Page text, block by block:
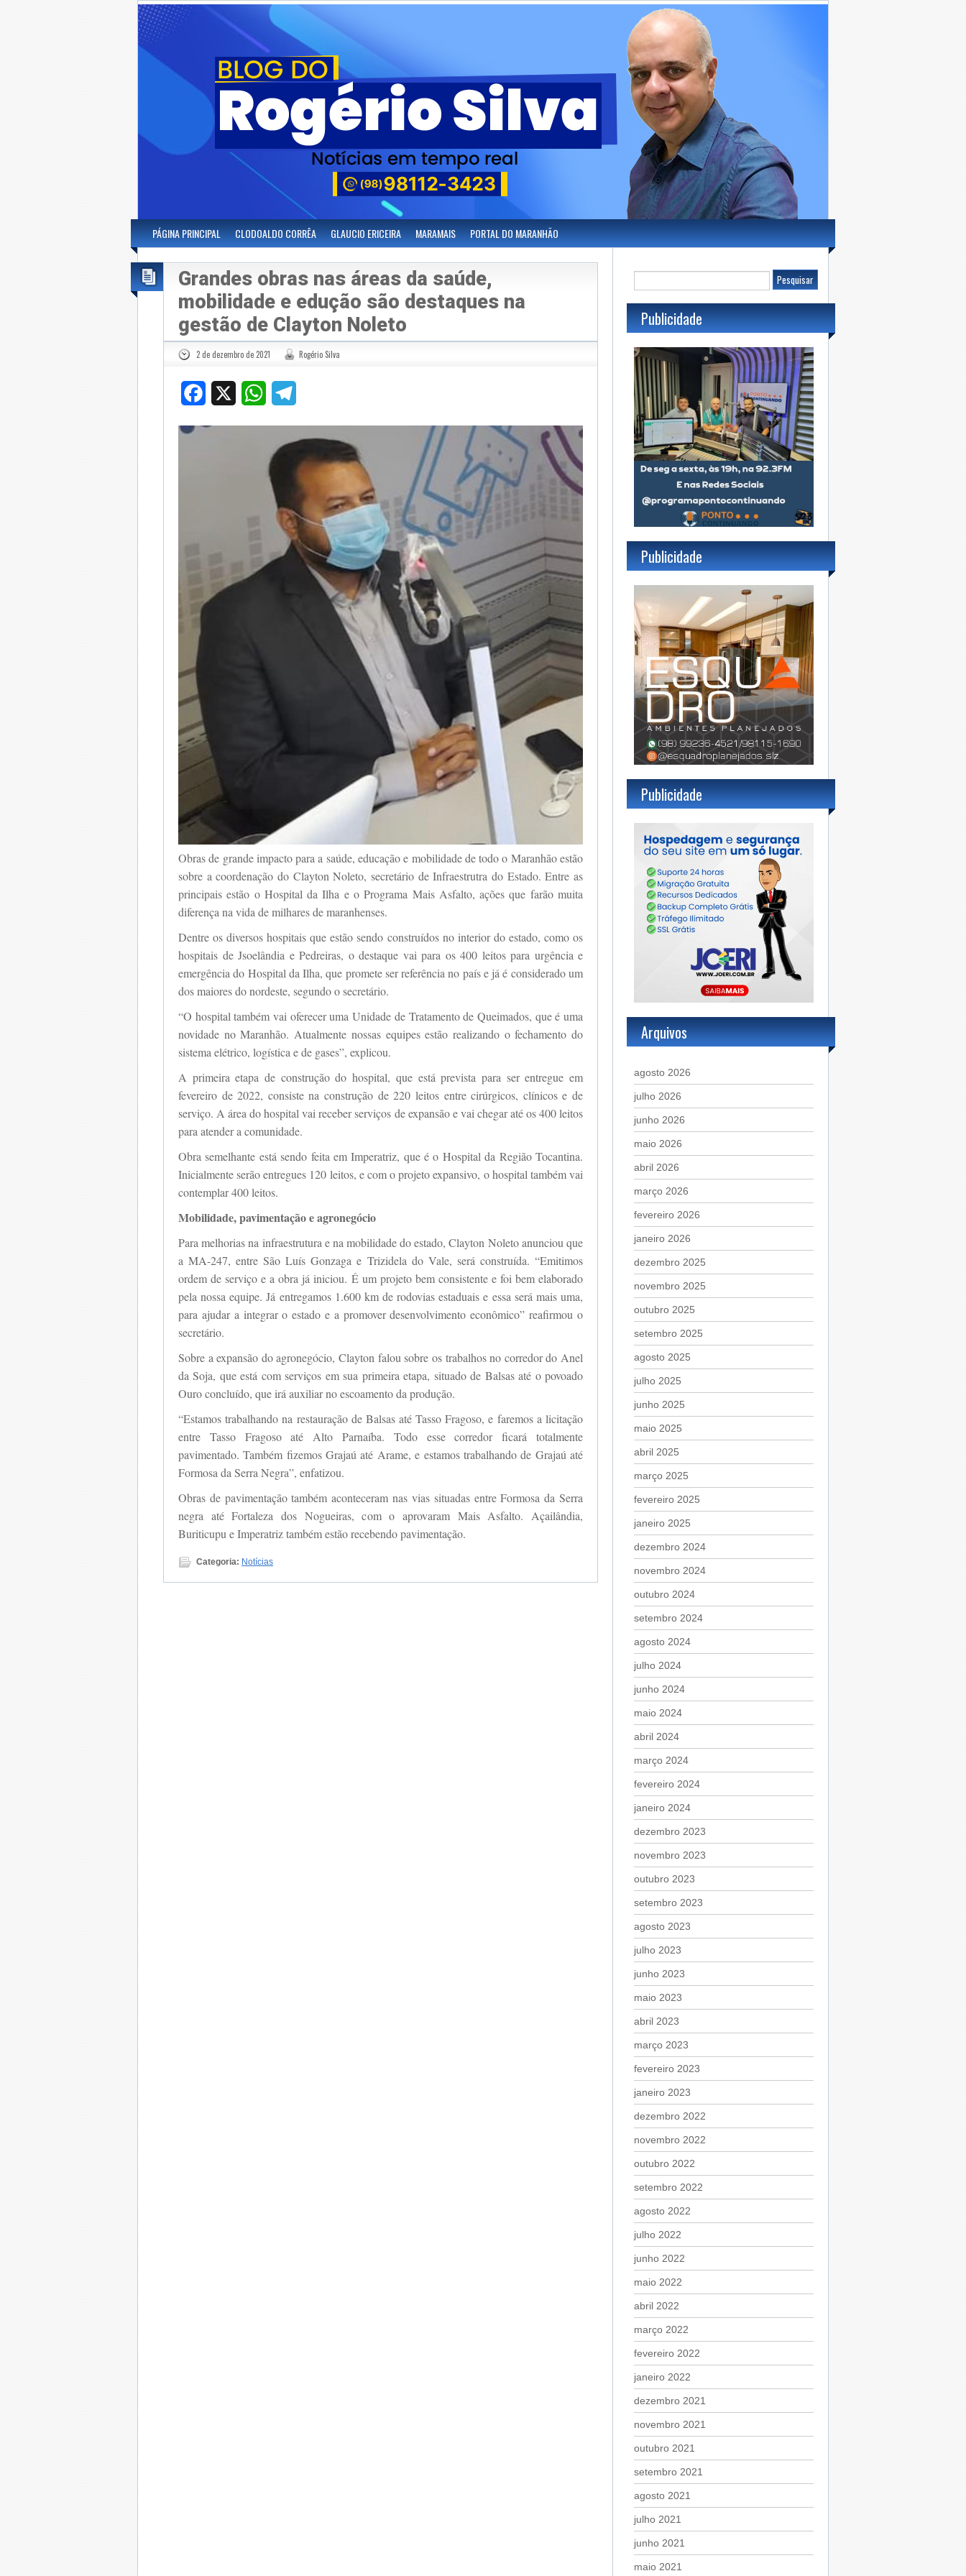
PÁGINA PRINCIPAL CLODOALDO CORRÊA GLAUCIO ERICEIRA MARAMAIS PORTAL DO MARANHÃO
Grandes obras nas áreas da saúde,
mobilidade e edução são destaques na
gestão de Clayton Noleto
2 de dezembro de 2021 Rogério Silva
Facebook WhatsApp
Obras de grande impacto para a saúde, educação e mobilidade de todo o Maranhão estão
sobre a coordenação do Clayton Noleto, secretário de Infraestrutra do Estado. Entre as
principais estão o Hospital da Ilha e o Programa Mais Asfalto, ações que farão muita
diferença na vida de milhares de maranhenses.
Dentre os diversos hospitais que estão sendo construídos no interior do estado, como os
hospitais de Jsoelândia e Pedreiras, o destaque vai para os 400 leitos para urgência e
emergência do Hospital da Ilha, que promete ser referência no país e já é considerado um
dos maiores do nordeste, segundo o secretário.
“O hospital também vai oferecer uma Unidade de Tratamento de Queimados, que é uma
novidade no Maranhão. Atualmente nossas equipes estão realizando o fechamento do
sistema elétrico, logística e de gases”, explicou.
A primeira etapa de construção do hospital, que está prevista para ser entregue em
fevereiro de 2022, consiste na construção de 220 leitos entre cirúrgicos, clínicos e de
serviço. A área do hospital vai receber serviços de expansão e vai chegar até os 400 leitos
para atender a comunidade.
Obra semelhante está sendo feita em Imperatriz, que é o Hospital da Região Tocantina.
Inicialmente serão entregues 120 leitos, e com o projeto expansivo, o hospital também vai
contemplar 400 leitos.
Mobilidade, pavimentação e agronegócio
Para melhorias na infraestrutura e na mobilidade do estado, Clayton Noleto anunciou que
a MA-247, entre São Luís Gonzaga e Trizidela do Vale, será construída. “Emitimos
ordem de serviço e a obra já iniciou. É um projeto bem consistente e foi bem elaborado
pela nossa equipe. Já entregamos 1.600 km de rodovias estaduais e essa será mais uma,
para ajudar a integrar o estado e a promover desenvolvimento econômico” reafirmou o
secretário.
Sobre a expansão do agronegócio, Clayton falou sobre os trabalhos no corredor do Anel
da Soja, que está com serviços em sua primeira etapa, situado de Balsas até o povoado
Ouro concluído, que irá auxiliar no escoamento da produção.
“Estamos trabalhando na restauração de Balsas até Tasso Fragoso, e faremos a licitação
entre Tasso Fragoso até Alto Parnaíba. Todo esse corredor ficará totalmente
pavimentado. Também fizemos Grajaú até Arame, e estamos trabalhando de Grajaú até
Formosa da Serra Negra”, enfatizou.
Obras de pavimentação também aconteceram nas vias situadas entre Formosa da Serra
negra até Fortaleza dos Nogueiras, com o aprovaram Mais Asfalto. Açailândia,
Buriticupu e Imperatriz também estão recebendo pavimentação.
Categoria: Notícias
Publicidade
Publicidade
Publicidade
Arquivos
agosto 2026
julho 2026
junho 2026
maio 2026
abril 2026
março 2026
fevereiro 2026
janeiro 2026
dezembro 2025
novembro 2025
outubro 2025
setembro 2025
agosto 2025
julho 2025
junho 2025
maio 2025
abril 2025
março 2025
fevereiro 2025
janeiro 2025
dezembro 2024
novembro 2024
outubro 2024
setembro 2024
agosto 2024
julho 2024
junho 2024
maio 2024
abril 2024
março 2024
fevereiro 2024
janeiro 2024
dezembro 2023
novembro 2023
outubro 2023
setembro 2023
agosto 2023
julho 2023
junho 2023
maio 2023
abril 2023
março 2023
fevereiro 2023
janeiro 2023
dezembro 2022
novembro 2022
outubro 2022
setembro 2022
agosto 2022
julho 2022
junho 2022
maio 2022
abril 2022
março 2022
fevereiro 2022
janeiro 2022
dezembro 2021
novembro 2021
outubro 2021
setembro 2021
agosto 2021
julho 2021
junho 2021
maio 2021